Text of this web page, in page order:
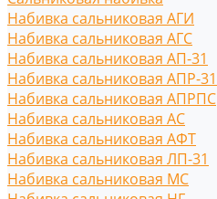
Набивка сальниковая АГИ
Набивка сальниковая АГС
Набивка сальниковая АП-31
Набивка сальниковая АПР-31
Набивка сальниковая АПРПС
Набивка сальниковая АС
Набивка сальниковая АФТ
Набивка сальниковая ЛП-31
Набивка сальниковая МС